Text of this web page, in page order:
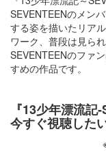
SEVENTEENのメン
する姿を描いたリア
ワーク、普段は見ら
SEVENTEENのファ
すめの作品です。​
『13少年漂流
今すぐ視聴した